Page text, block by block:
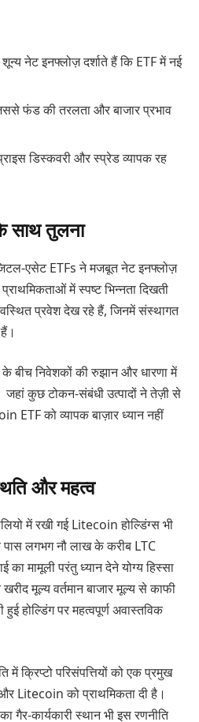
नेट इनफ्लोज़ दर्शाते हैं कि ETF में नई
फंड की तरलता और बाजार प्रभाव
डिस्कवरी और स्प्रेड व्यापक रह
साथ तुलना
एसेट ETFs ने मजबूत नेट इनफ्लोज़
में स्पष्ट भिन्नता दिखती
प्रवेश देख रहे हैं, जिनमें संस्थागत
बीच निवेशकों की रुझान और धारणा में
जहां कुछ टोकन-संबंधी उत्पादों ने तेज़ी से
ETF को व्यापक बाज़ार ध्यान नहीं
और महत्व
में रखी गई Litecoin होल्डिंग्स भी
पास लगभग नौ लाख के करीब LTC
मामूली परंतु ध्यान देने योग्य हिस्सा
मूल्य वर्तमान बाजार मूल्य से काफी
होल्डिंग पर महत्वपूर्ण अवास्तविक
में क्रिप्टो परिसंपत्तियों को एक प्रमुख
Litecoin को प्राथमिकता दी है।
कार्यकारी स्थान भी इस रणनीति